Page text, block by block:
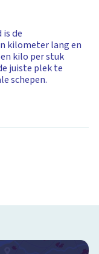
de
kilometer lang en
kilo per stuk
juiste plek te
schepen.